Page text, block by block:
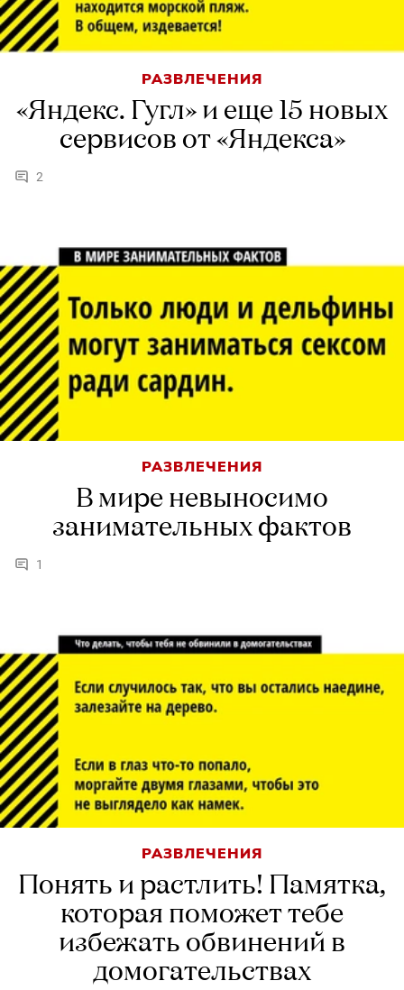
РАЗВЛЕЧЕНИЯ
«Яндекс. Гугл» и еще 15 новых
сервисов от «Яндекса»
2
РАЗВЛЕЧЕНИЯ
В мире невыносимо
занимательных фактов
1
РАЗВЛЕЧЕНИЯ
Понять и растлить! Памятка,
которая поможет тебе
избежать обвинений в
домогательствах